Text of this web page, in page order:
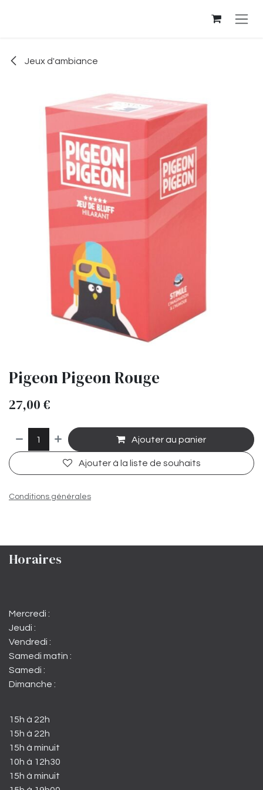
Jeux d'ambiance
Pigeon Pigeon Rouge
27,00 €
Ajouter au panier
Ajouter à la liste de souhaits
Conditions générales
Horaires
Mercredi :
Jeudi :
Vendredi :
Samedi matin :
Samedi :
Dimanche :
15h à 22h
15h à 22h
15h à minuit
10h à 12h30
15h à minuit